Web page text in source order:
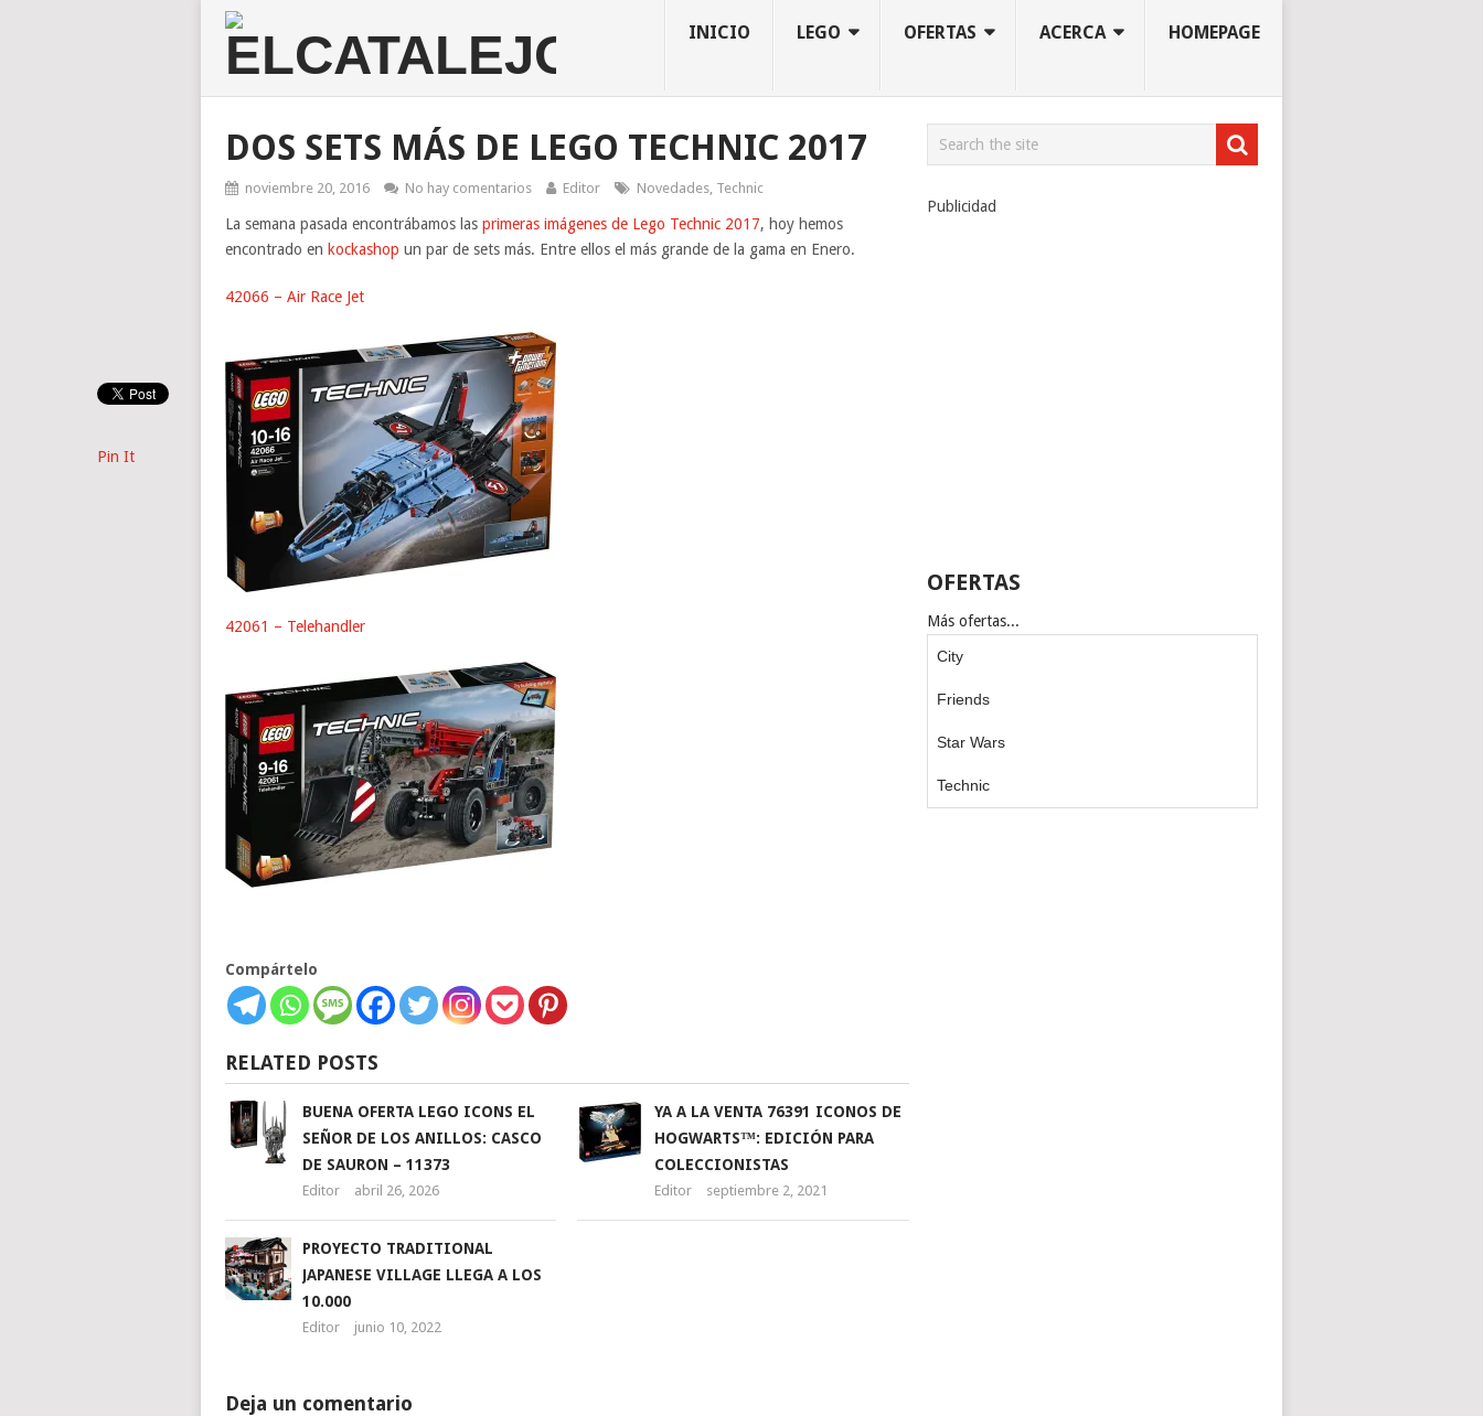
INICIO LEGO OFERTAS ACERCA HOMEPAGE
DOS SETS MÁS DE LEGO TECHNIC 2017
noviembre 20, 2016 No hay comentarios Editor Novedades, Technic
La semana pasada encontrábamos las primeras imágenes de Lego Technic 2017, hoy hemos
encontrado en kockashop un par de sets más. Entre ellos el más grande de la gama en Enero.
42066 – Air Race Jet
42061 – Telehandler
Compártelo
Pin It
RELATED POSTS
BUENA OFERTA LEGO ICONS EL
SEÑOR DE LOS ANILLOS: CASCO
DE SAURON – 11373
Editor abril 26, 2026
YA A LA VENTA 76391 ICONOS DE
HOGWARTS™: EDICIÓN PARA
COLECCIONISTAS
Editor septiembre 2, 2021
PROYECTO TRADITIONAL
JAPANESE VILLAGE LLEGA A LOS
10.000
Editor junio 10, 2022
Deja un comentario
Publicidad
OFERTAS
Más ofertas...
City
Friends
Star Wars
Technic